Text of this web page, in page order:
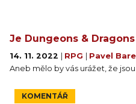
Je Dungeons &
14. 11. 2022 | RPG | Pavel
Aneb mělo by vás urážet, že
KOMENTÁŘ